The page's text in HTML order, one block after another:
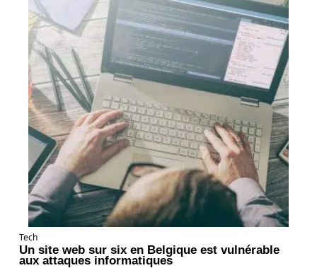
Tech
Un site web sur six en Belgique est vulnérable
aux attaques informatiques